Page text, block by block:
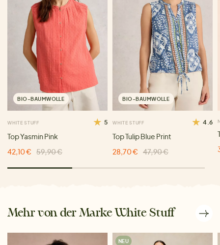
BIO-BAUMWOLLE
WHITE STUFF 5
Top Yasmin Pink
42,10 €
59,90 €
BIO-BAUMWOLLE
WHITE STUFF 4.6
Top Tulip Blue Print
28,70 €
47,90 €
Mehr von der Marke White Stuff
NEU